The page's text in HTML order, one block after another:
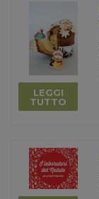
LEGGI
TUTTO